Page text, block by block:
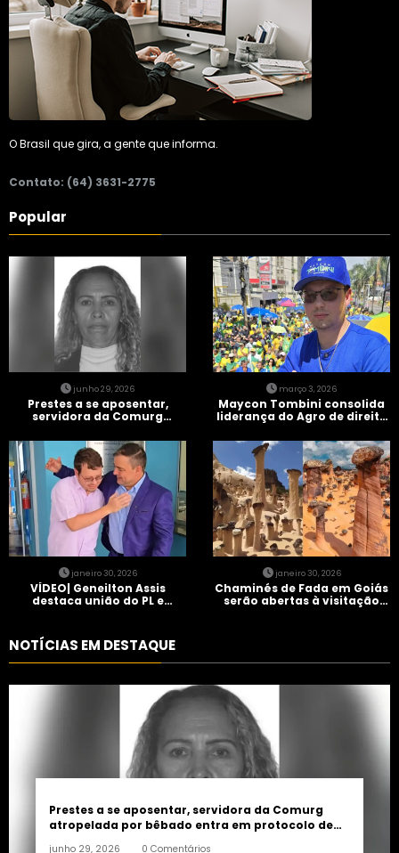
O Brasil que gira, a gente que informa.
Contato: (64) 3631-2775
Popular
junho 29, 2026
Prestes a se aposentar,
servidora da Comurg
entra em protocolo de
morte encefálica
março 3, 2026
Maycon Tombini consolida
liderança do Agro de direita
Brasil” em Goiânia
janeiro 30, 2026
VÍDEO| Geneilton Assis
destaca união do PL e
janeiro 30, 2026
Chaminés de Fada em Goiás
serão abertas à visitação
NOTÍCIAS EM DESTAQUE
Prestes a se aposentar, servidora da Comurg
atropelada por bêbado entra em protocolo de
junho 29, 2026 0 Comentários